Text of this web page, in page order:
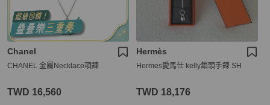
Chanel
CHANEL 金屬Necklace項鍊
TWD 16,560
Hermès
Hermes愛馬仕 kelly鎖頭手鍊 SH
TWD 18,176